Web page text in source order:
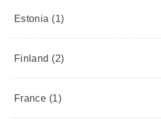
Estonia (1)
Finland (2)
France (1)